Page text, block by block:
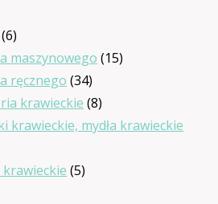
66
produktów
maszynowego 1515
ręcznego 3434
produkty
krawieckie 88
produktów
krawieckie, mydła krawieckie
55